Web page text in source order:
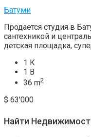
Батуми
Продается студия в
сантехникой и
детская площадка,
1 К
1 В
36 m2
$ 63'000
Найти